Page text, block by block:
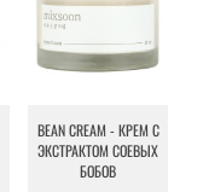
BEAN CREAM - КРЕМ С
ЭКСТРАКТОМ СОЕВЫХ
БОБОВ